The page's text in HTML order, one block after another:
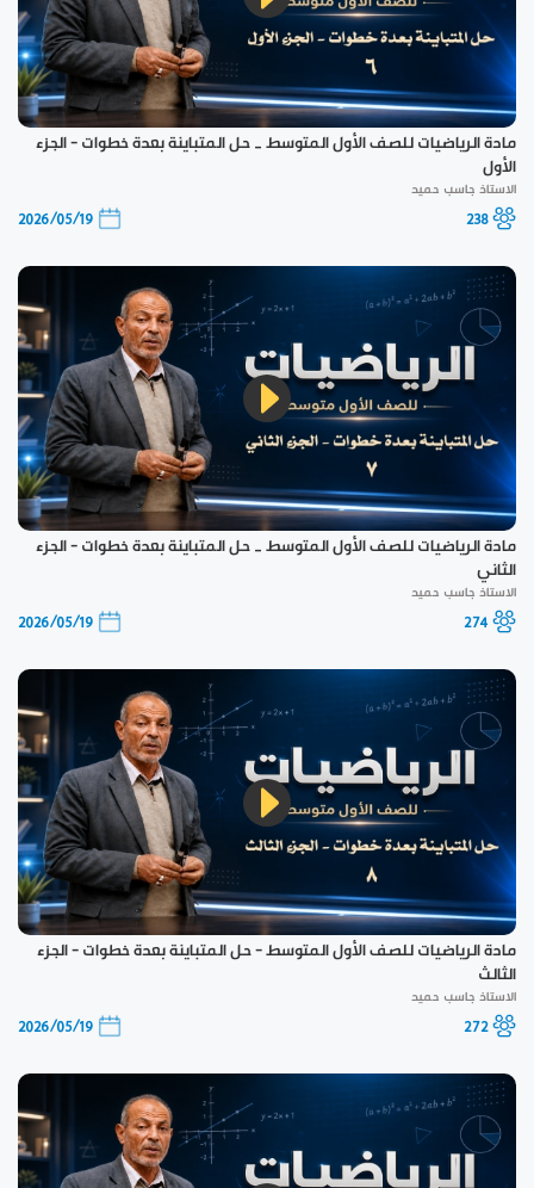
مادة الرياضيات للصف الأول المتوسط _ حل المتباينة بعدة خطوات - الجزء
الأول
الاستاذ جاسب حميد
238
2026/05/19
مادة الرياضيات للصف الأول المتوسط _ حل المتباينة بعدة خطوات - الجزء
الثاني
الاستاذ جاسب حميد
274
2026/05/19
مادة الرياضيات للصف الأول المتوسط - حل المتباينة بعدة خطوات - الجزء
الثالث
الاستاذ جاسب حميد
272
2026/05/19